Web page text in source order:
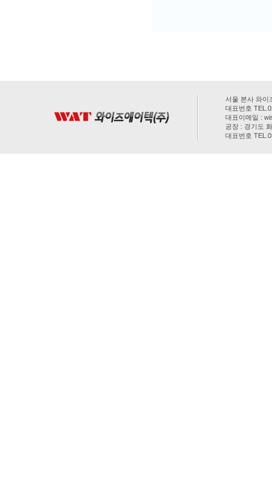
서울 본사 와이
대표번호
대표이메일 :
공장 : 경기도
대표번호